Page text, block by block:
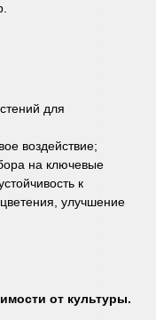
для
воздействие;
на ключевые
к
улучшение
от культуры.